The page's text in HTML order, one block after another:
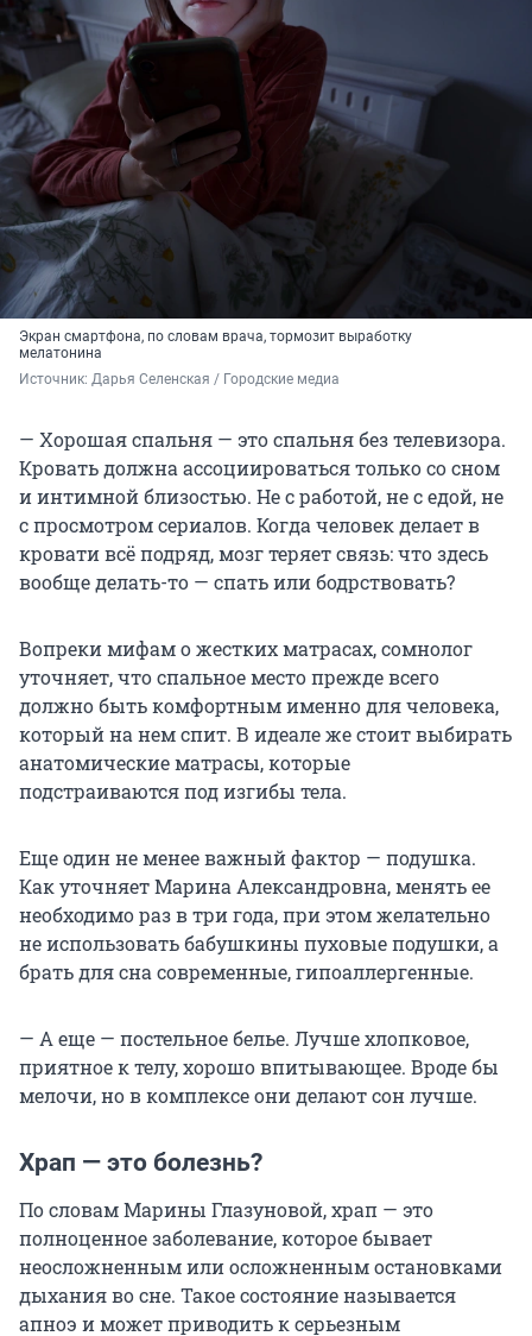
Экран смартфона, по словам врача, тормозит выработку
мелатонина
Источник: Дарья Селенская / Городские медиа
— Хорошая спальня — это спальня без телевизора.
Кровать должна ассоциироваться только со сном
и интимной близостью. Не с работой, не с едой, не
с просмотром сериалов. Когда человек делает в
кровати всё подряд, мозг теряет связь: что здесь
вообще делать-то — спать или бодрствовать?
Вопреки мифам о жестких матрасах, сомнолог
уточняет, что спальное место прежде всего
должно быть комфортным именно для человека,
который на нем спит. В идеале же стоит выбирать
анатомические матрасы, которые
подстраиваются под изгибы тела.
Еще один не менее важный фактор — подушка.
Как уточняет Марина Александровна, менять ее
необходимо раз в три года, при этом желательно
не использовать бабушкины пуховые подушки, а
брать для сна современные, гипоаллергенные.
— А еще — постельное белье. Лучше хлопковое,
приятное к телу, хорошо впитывающее. Вроде бы
мелочи, но в комплексе они делают сон лучше.
Храп — это болезнь?
По словам Марины Глазуновой, храп — это
полноценное заболевание, которое бывает
неосложненным или осложненным остановками
дыхания во сне. Такое состояние называется
апноэ и может приводить к серьезным